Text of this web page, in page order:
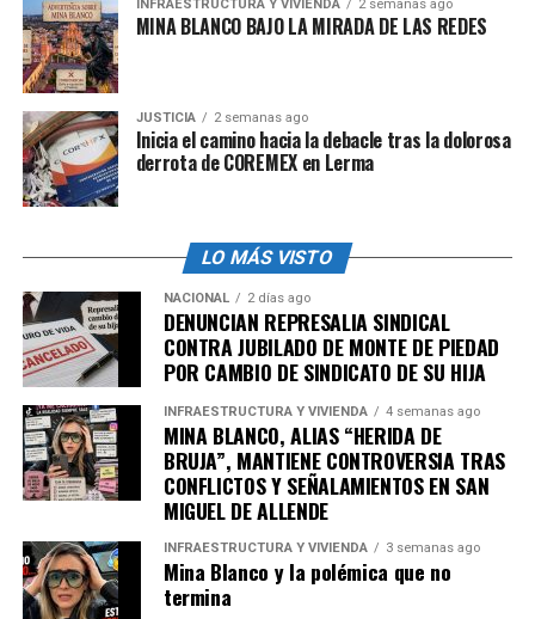
pandilleros.
admin
INFRAESTRUCTURA Y VIVIENDA 2 semanas ago
MINA BLANCO BAJO LA MIRADA DE LAS REDES
JUSTICIA 2 semanas ago
Inicia el camino hacia la debacle tras la dolorosa
derrota de COREMEX en Lerma
LO MÁS VISTO
NACIONAL 2 días ago
DENUNCIAN REPRESALIA SINDICAL
CONTRA JUBILADO DE MONTE DE PIEDAD
POR CAMBIO DE SINDICATO DE SU HIJA
INFRAESTRUCTURA Y VIVIENDA 4 semanas ago
MINA BLANCO, ALIAS “HERIDA DE
BRUJA”, MANTIENE CONTROVERSIA TRAS
CONFLICTOS Y SEÑALAMIENTOS EN SAN
MIGUEL DE ALLENDE
INFRAESTRUCTURA Y VIVIENDA 3 semanas ago
Mina Blanco y la polémica que no
termina